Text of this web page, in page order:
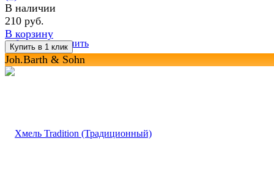
избранное сравнить
В наличии
210 руб.
В корзину
Joh.Barth & Sohn